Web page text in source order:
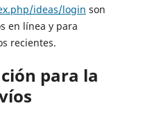
ideas/login son
en línea y para
recientes.
para la